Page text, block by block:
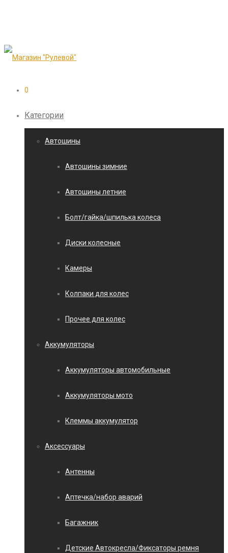
0
Категории
Автошины
Автошины зимние
Автошины летние
Болт/гайка/шпилька колеса
Диски колесные
Камеры
Колпаки для колес
Прочее для колес
Аккумуляторы
Аккумуляторы автомобильные
Аккумуляторы мото
Клеммы аккумулятор
Аксессуары
Антенны
Аптечка/набор аварий
Багажник
Детские Автокресла/Фиксаторы ремня